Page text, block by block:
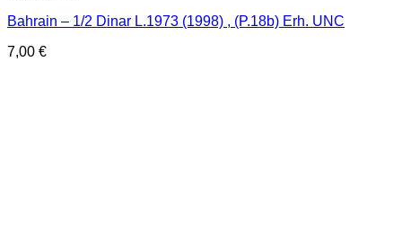
Bahrain – 1/2 Dinar L.1973 (1998) , (P.18b) Erh. UNC
7,00 €